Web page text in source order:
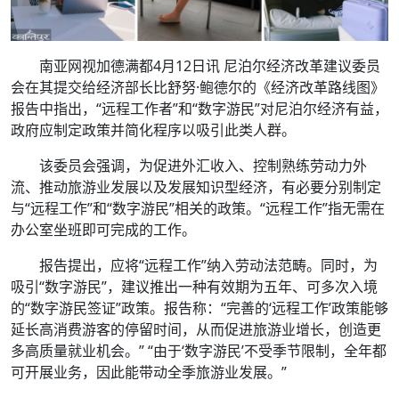
南亚网视加德满都4月12日讯 尼泊尔经济改革建议委员
会在其提交给经济部长比舒努·鲍德尔的《经济改革路线图》
报告中指出，“远程工作者”和“数字游民”对尼泊尔经济有益，
政府应制定政策并简化程序以吸引此类人群。
该委员会强调，为促进外汇收入、控制熟练劳动力外
流、推动旅游业发展以及发展知识型经济，有必要分别制定
与“远程工作”和“数字游民”相关的政策。“远程工作”指无需在
办公室坐班即可完成的工作。
报告提出，应将“远程工作”纳入劳动法范畴。同时，为
吸引“数字游民”，建议推出一种有效期为五年、可多次入境
的“数字游民签证”政策。报告称：“完善的‘远程工作’政策能够
延长高消费游客的停留时间，从而促进旅游业增长，创造更
多高质量就业机会。” “由于‘数字游民’不受季节限制，全年都
可开展业务，因此能带动全季旅游业发展。”